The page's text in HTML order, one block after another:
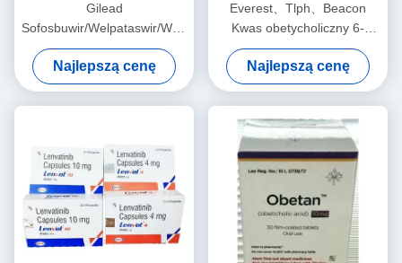
Gilead
Sofosbuwir/Welpataswir/Woksylaprewir
Wosewi 400mg*28 tabletek
Wirusowe zapalenie wątroby
typu C dla stadium 1 2 3
raka
Najlepszą cenę
Everest、Tlph、Beacon
Kwas obetycholiczny 6-
ECDCA、INT-747 Obetix 5
mg*30 tabletek Pierwotne
zapalenie żółciowe w postaci
cholangietu w stadium 1 2 3
Najlepszą cenę